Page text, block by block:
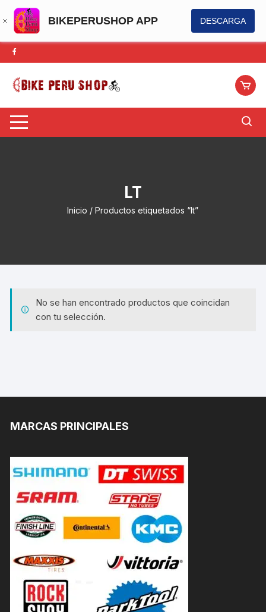
BIKEPERUSHOP APP DESCARGA
Saltar
al
contenido
LT
Inicio / Productos etiquetados “lt”
No se han encontrado productos que coincidan
con tu selección.
MARCAS PRINCIPALES